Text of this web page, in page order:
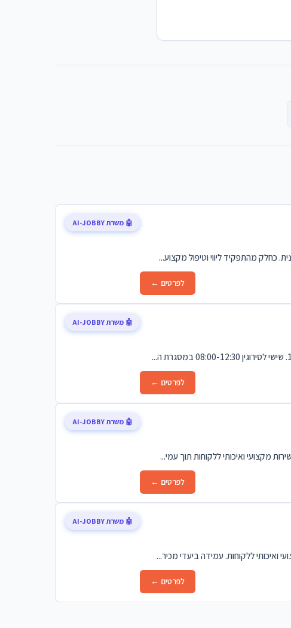
לפרטים ←
🤖 משרת AI-JOBBY
לפרטים ←
🤖 משרת AI-JOBBY
מקצועי ואיכותי ללקוחות תוך עמי...
לפרטים ←
🤖 משרת AI-JOBBY
ואיכותי ללקוחות. עמידה ביעדי מכיר...
לפרטים ←
🤖 משרת AI-JOBBY